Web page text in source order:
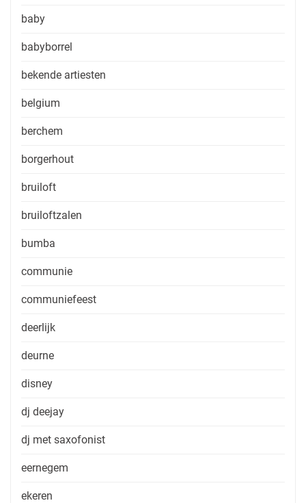
baby
babyborrel
bekende artiesten
belgium
berchem
borgerhout
bruiloft
bruiloftzalen
bumba
communie
communiefeest
deerlijk
deurne
disney
dj deejay
dj met saxofonist
eernegem
ekeren